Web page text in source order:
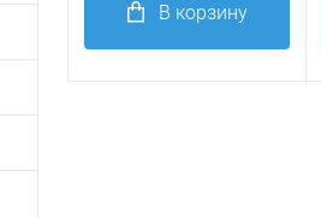
В корзину
Купить в 1